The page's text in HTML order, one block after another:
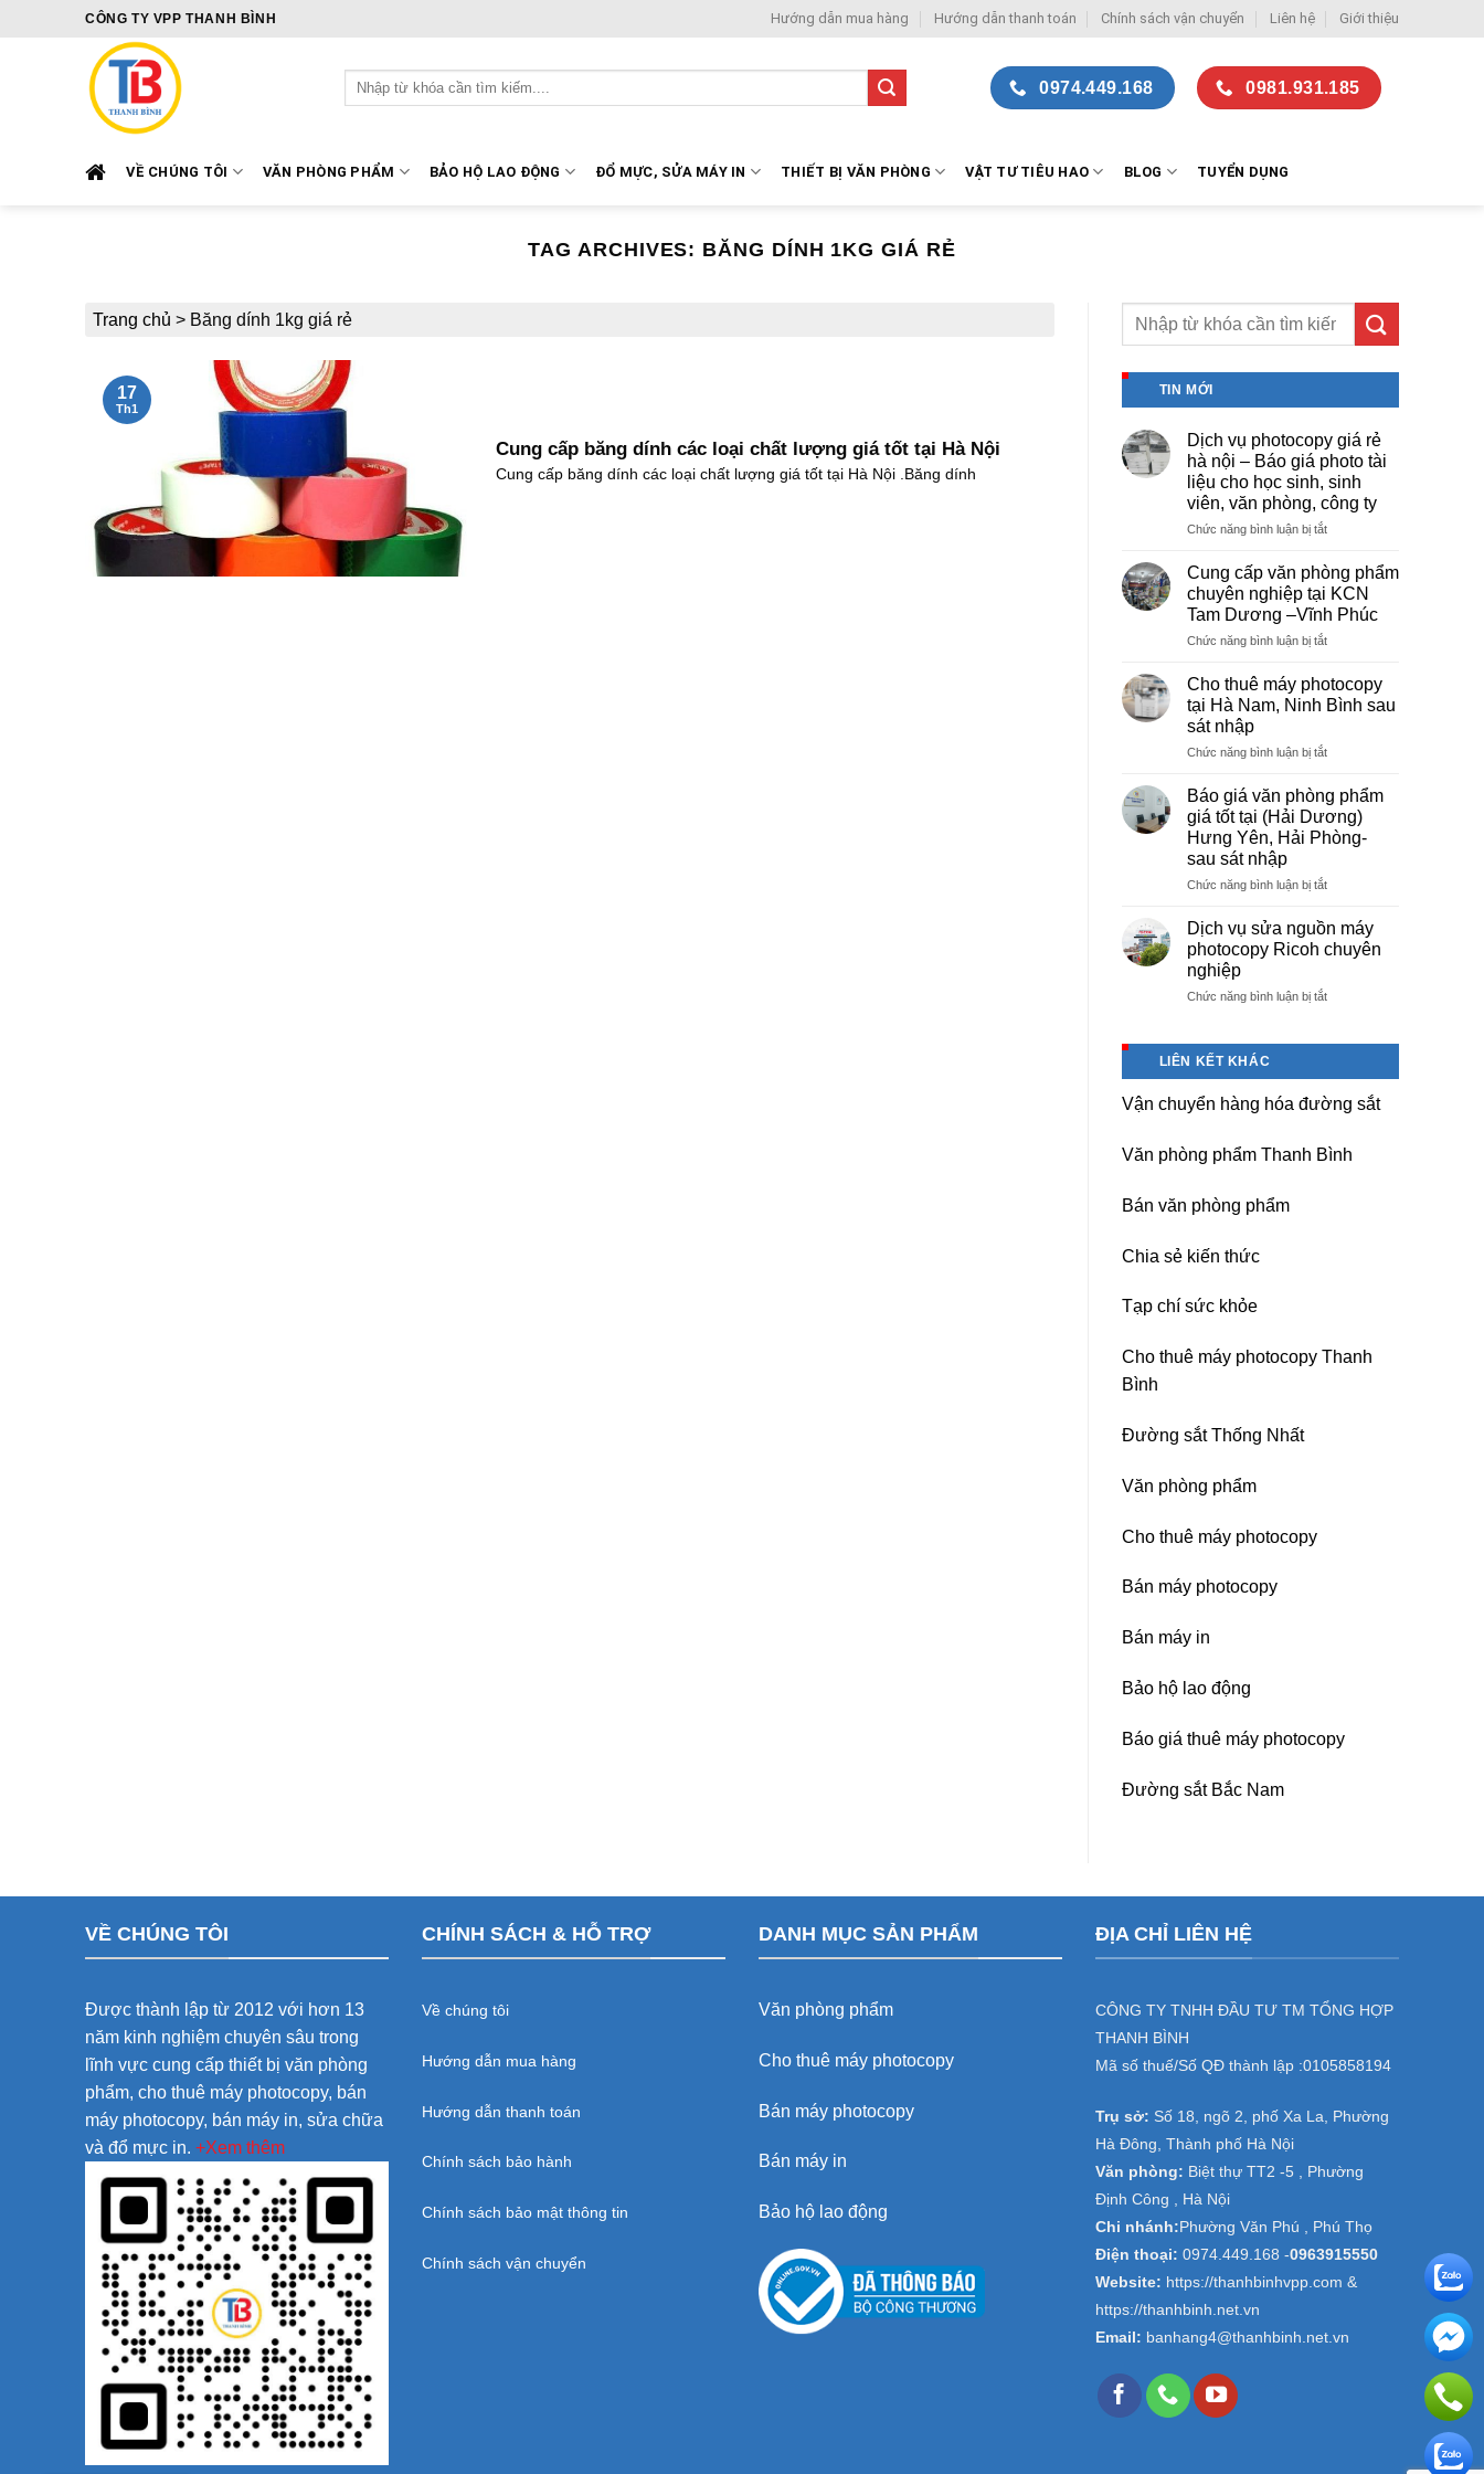
CÔNG TY VPP THANH BÌNH Hướng dẫn mua hàng Hướng dẫn thanh toán Chính sách vận chuyển Liên hệ Giới thiệu
Tìm
kiếm:
0974.449.168 0981.931.185
VỀ CHÚNG TÔI VĂN PHÒNG PHẨM BẢO HỘ LAO ĐỘNG ĐỔ MỰC, SỬA MÁY IN THIẾT BỊ VĂN PHÒNG VẬT TƯ TIÊU HAO BLOG TUYỂN DỤNG
TAG ARCHIVES: BĂNG DÍNH 1KG GIÁ RẺ
Trang chủ > Băng dính 1kg giá rẻ
Cung cấp băng dính các loại chất lượng giá tốt tại Hà Nội
Cung cấp băng dính các loại chất lượng giá tốt tại Hà Nội .Băng dính
17
Th1
TIN MỚI
Dịch vụ photocopy giá rẻ
hà nội – Báo giá photo tài
liệu cho học sinh, sinh
viên, văn phòng, công ty
Chức năng bình luận bị tắtở
vụ
photocopy
giá
rẻ
hà
–
Báo
giá
tài
cho
học
sinh,
sinh
văn
công
ty
Cung cấp văn phòng phẩm
chuyên nghiệp tại KCN
Tam Dương –Vĩnh Phúc
Chức năng bình luận bị tắtở
cấp
văn
phòng
chuyên
tại
KCN
Tam
Dương
Vĩnh
Cho thuê máy photocopy
tại Hà Nam, Ninh Bình sau
sát nhập
Chức năng bình luận bị tắtở
máy
photocopy
tại
Nam,
sau
sát
Báo giá văn phòng phẩm
giá tốt tại (Hải Dương)
Hưng Yên, Hải Phòng-
sau sát nhập
Chức năng bình luận bị tắtở
văn
phòng
giá
Yên,
Phòng-
sau
Dịch vụ sửa nguồn máy
photocopy Ricoh chuyên
nghiệp
Chức năng bình luận bị tắtở
photocopy
chuyên
nghiệp
LIÊN KẾT KHÁC
Vận chuyển hàng hóa đường sắt
Văn phòng phẩm Thanh Bình
Bán văn phòng phẩm
Chia sẻ kiến thức
Tạp chí sức khỏe
Cho thuê máy photocopy Thanh
Bình
Đường sắt Thống Nhất
Văn phòng phẩm
Cho thuê máy photocopy
Bán máy photocopy
Bán máy in
Bảo hộ lao động
Báo giá thuê máy photocopy
Đường sắt Bắc Nam
VỀ CHÚNG TÔI
Được thành lập từ 2012 với hơn 13
năm kinh nghiệm chuyên sâu trong
lĩnh vực cung cấp thiết bị văn phòng
phẩm, cho thuê máy photocopy, bán
máy photocopy, bán máy in, sửa chữa
và đổ mực in. +Xem thêm
CHÍNH SÁCH & HỖ TRỢ
Về chúng tôi
Hướng dẫn mua hàng
Hướng dẫn thanh toán
Chính sách bảo hành
Chính sách bảo mật thông tin
Chính sách vận chuyển
DANH MỤC SẢN PHẨM
Văn phòng phẩm
Cho thuê máy photocopy
Bán máy photocopy
Bán máy in
Bảo hộ lao động
ĐỊA CHỈ LIÊN HỆ
CÔNG TY TNHH ĐẦU TƯ TM TỔNG HỢP
THANH BÌNH
Mã số thuế/Số QĐ thành lập :0105858194
Trụ sở: Số 18, ngõ 2, phố Xa La, Phường
Hà Đông, Thành phố Hà Nội
Văn phòng: Biệt thự TT2 -5 , Phường
Định Công , Hà Nội
Chi nhánh: Phường Văn Phú , Phú Thọ
Điện thoại: 0974.449.168 -0963915550
Website: https://thanhbinhvpp.com &
https://thanhbinh.net.vn
Email: banhang4@thanhbinh.net.vn